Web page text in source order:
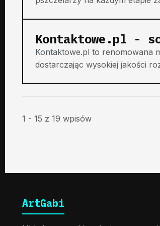
Kontaktowe.pl -
Kontaktowe.pl to renomowana
dostarczając wysokiej jakości
1 - 15 z 19 wpisów
ArtGabi